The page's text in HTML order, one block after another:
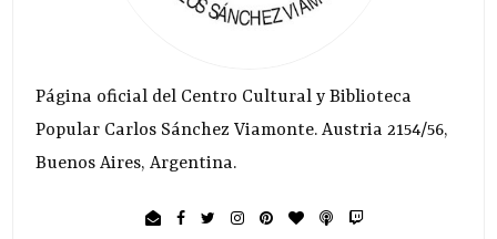
Página oficial del Centro Cultural y Biblioteca
Popular Carlos Sánchez Viamonte. Austria 2154/56,
Buenos Aires, Argentina.